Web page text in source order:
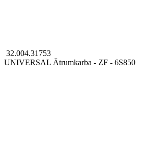
32.004.31753
UNIVERSAL Ātrumkarba - ZF - 6S850